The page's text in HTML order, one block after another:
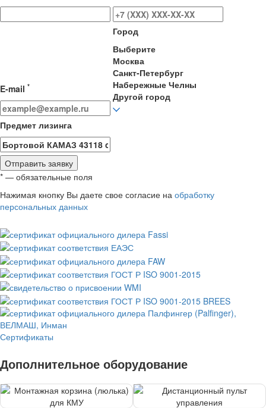
E-mail *
Город
Выберите
Москва
Санкт-Петербург
Набережные Челны
Другой город
Предмет лизинга
Отправить заявку
* — обязательные поля
Нажимая кнопку Вы даете свое согласие на обработку
персональных данных
Сертификаты
Дополнительное оборудование